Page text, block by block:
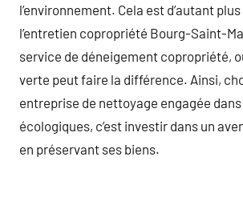
l’environnement. Cela est d’autant
l’entretien copropriété Bourg-Saint-
service de déneigement copropriété,
verte peut faire la différence. Ainsi,
entreprise de nettoyage engagée
écologiques, c’est investir dans un
en préservant ses biens.